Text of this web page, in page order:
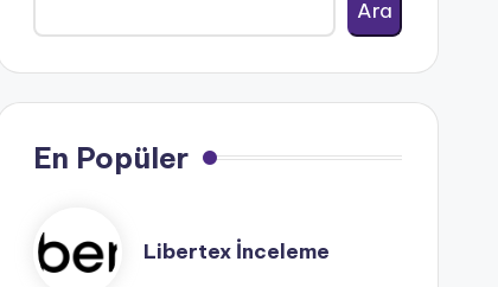
Ara
En Popüler
Libertex İnceleme